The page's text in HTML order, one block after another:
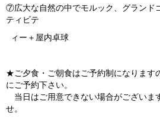
⑦広大な自然の中でモルック、グランド
ティビテ
ィー＋屋内卓球
★ご夕食・ご朝食はご予約制になります
にご予約下さい。
当日はご用意できない場合がございま
せ。